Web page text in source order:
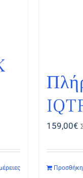
159,00€
Προσθήκη